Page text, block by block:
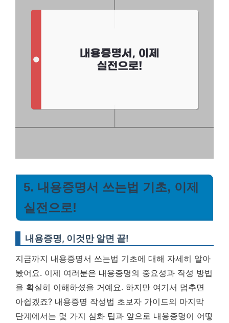
5. 내용증명서 쓰는법 기초, 이제
실전으로!
내용증명, 이것만 알면 끝!
지금까지 내용증명서 쓰는법 기초에 대해 자세히 알아
봤어요. 이제 여러분은 내용증명의 중요성과 작성 방법
을 확실히 이해하셨을 거예요. 하지만 여기서 멈추면
아쉽겠죠? 내용증명 작성법 초보자 가이드의 마지막
단계에서는 몇 가지 심화 팁과 앞으로 내용증명이 어떻